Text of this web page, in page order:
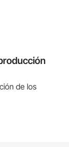
de los